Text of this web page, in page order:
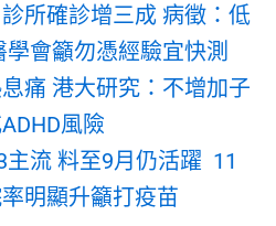
診所確診增三成 病徵：低
會籲勿憑經驗宜快測
痛 港大研究：不增加子
風險
主流 料至9月仍活躍 11
明顯升籲打疫苗